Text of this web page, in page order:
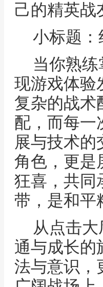
己的精英战
小标题
当你熟
现游戏体验
复杂的战术
配，而每一
展与技术
角色，更是
狂喜，共同
带，是和平
从点击
通与成长的
法与意识，